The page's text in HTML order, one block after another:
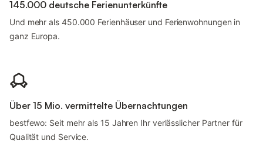
145.000 deutsche Ferienunterkünfte
Und mehr als 450.000 Ferienhäuser und Ferienwohnungen in
ganz Europa.
Über 15 Mio. vermittelte Übernachtungen
bestfewo: Seit mehr als 15 Jahren Ihr verlässlicher Partner für
Qualität und Service.